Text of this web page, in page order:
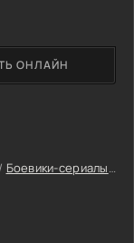
/ Боевики-сериалы/
ОНЛАЙН